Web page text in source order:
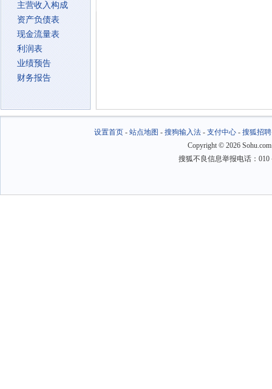
主营收入构成
资产负债表
现金流量表
利润表
业绩预告
财务报告
设置首页- 站点地图 - 搜狗输入法- 支付中心- 搜狐招聘
Copyright © 2026
搜狐不良信息举报电话：010